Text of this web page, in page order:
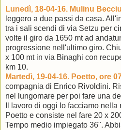
Lunedì, 18-04-16. Mulinu
leggero a due passi da casa.
tra i sali scendi di via Setzu per
volte il giro da 1650 mt ad
progressione nell'ultimo giro.
x 100 mt in via Binaghi con
km 10.
Martedì, 19-04-16. Poetto, ore
compagnia di Enrico Rivoldini.
nel lungomare per poi fare una
Il lavoro di oggi lo facciamo
Poetto e consiste nel fare 20 x
Tempo medio impiegato 36".